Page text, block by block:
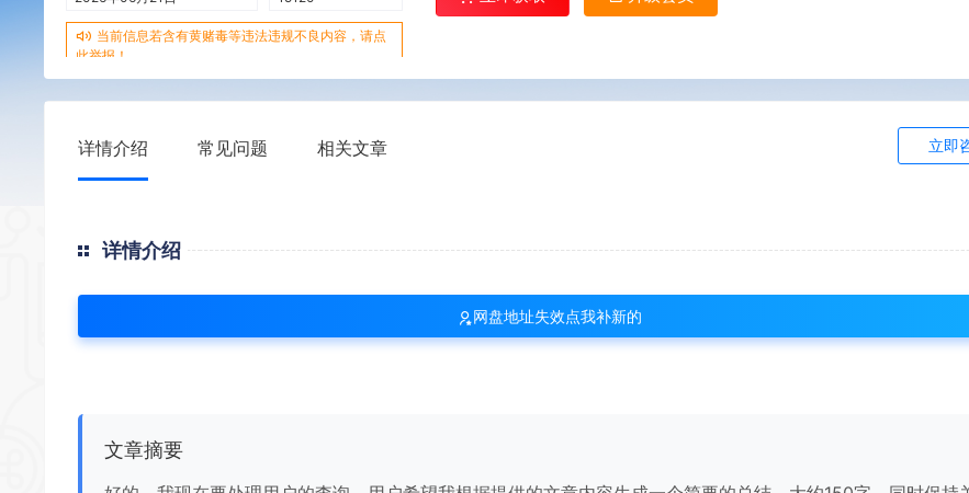
当前信息若含有黄赌毒等违法违规不良内容，请点
此举报！
详情介绍 常见问题 相关文章 立即
详情介绍
网盘地址失效点我补新的
文章摘要